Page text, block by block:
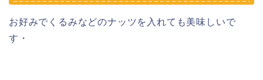
お好みでくるみなどのナッツを入れても美味しいで
す・